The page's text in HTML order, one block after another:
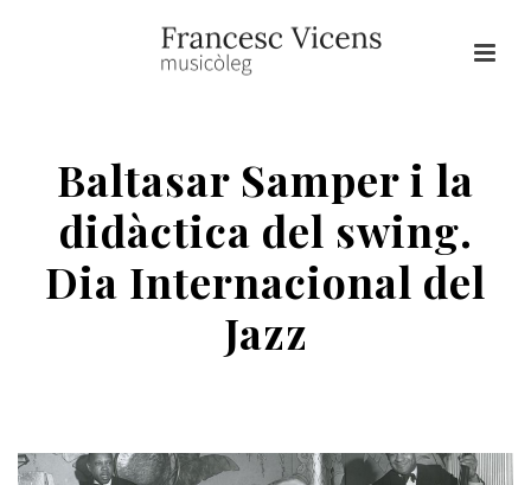
Baltasar Samper i la
didàctica del swing.
Dia Internacional del
Jazz